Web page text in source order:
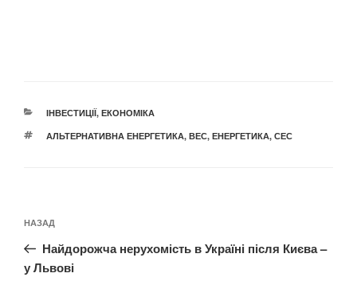
КАТЕГОРІЇ
ІНВЕСТИЦІЇ, ЕКОНОМІКА
ПОЗНАЧКИ
АЛЬТЕРНАТИВНА ЕНЕРГЕТИКА, ВЕС, ЕНЕРГЕТИКА, СЕС
записів
Попередній
запис:
НАЗАД
Найдорожча нерухомість в Україні після Києва –
у Львові